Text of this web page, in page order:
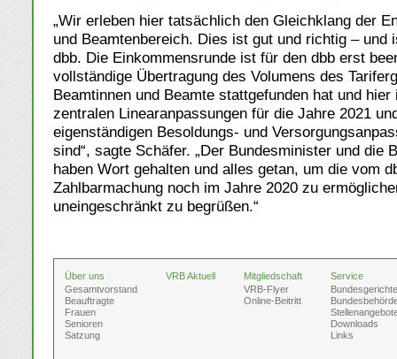
„Wir erleben hier tatsächlich den Gleichklang der
und Beamtenbereich. Dies ist gut und richtig – und
dbb. Die Einkommensrunde ist für den dbb erst
vollständige Übertragung des Volumens des
Beamtinnen und Beamte stattgefunden hat und hier
zentralen Linearanpassungen für die Jahre 2021
eigenständigen Besoldungs- und
sind“, sagte Schäfer. „Der Bundesminister und die
haben Wort gehalten und alles getan, um die vom
Zahlbarmachung noch im Jahre 2020 zu
uneingeschränkt zu begrüßen.“
Über uns
Gesamtvorstand
Beauftragte
Frauen
Senioren
Satzung
VRB Aktuell
Mitgliedschaft
VRB-Flyer
Online-Beitritt
Service
Bundesgerichte
Downloads
Links